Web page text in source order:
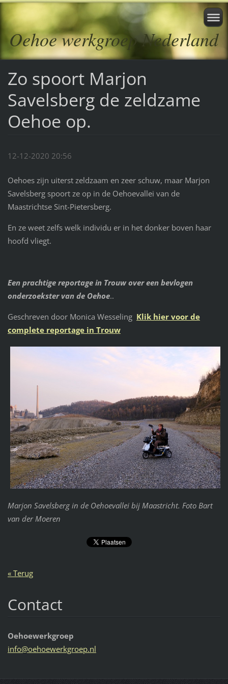
Oehoe werkgroep Nederland
Zo spoort Marjon
Savelsberg de zeldzame
Oehoe op.
12-12-2020 20:56
Oehoes zijn uiterst zeldzaam en zeer schuw, maar Marjon
Savelsberg spoort ze op in de Oehoevallei van de
Maastrichtse Sint-Pietersberg.
En ze weet zelfs welk individu er in het donker boven haar
hoofd vliegt.
Een prachtige reportage in Trouw over een bevlogen
onderzoekster van de Oehoe..
Geschreven door Monica Wesseling Klik hier voor de
complete reportage in Trouw
Marjon Savelsberg in de Oehoevallei bij Maastricht. Foto Bart
van der Moeren
« Terug
Contact
Oehoewerkgroep
info@oehoewerkgroep.nl